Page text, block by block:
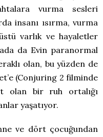
vurma sesleri
insanı ısırma, vurma
varlık ve hayaletler
da Evin paranormal
olan, bu yüzden de
(Conjuring 2 filminde
olan bir ruh ortalığı
yaşatıyor.
ve dört çocuğundan